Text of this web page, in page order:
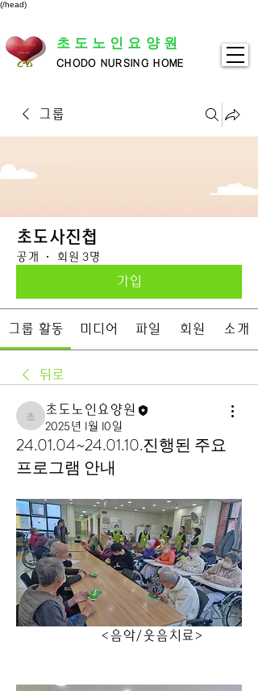
(/head)
초도노인요양원
CHODO NURSING HOME
그룹
초도사진첩
공개 · 회원 3명
가입
그룹 활동 미디어 파일 회원 소개
뒤로
초도노인요양원
초도노인요양원
2025년 1월 10일
24.01.04~24.01.10.진행된 주요
프로그램 안내
                     <음악/웃음치료>